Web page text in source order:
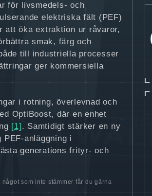
för livsmedels- och
elektriska fält (PEF)
att öka extraktion ur råvaror,
smak, färg och
till industriella processer
ger kommersiella
i rotning, överlevnad och
OptiBoost, där en enhet
[1] . Samtidigt stärker en ny
i
generations frityr- och
som inte stämmer får du gärna